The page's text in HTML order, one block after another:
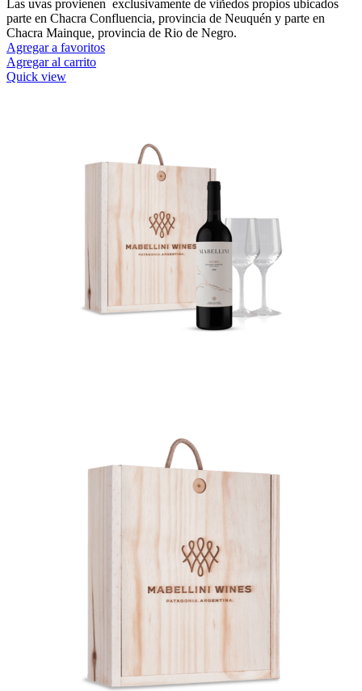
Las uvas provienen exclusivamente de viñedos propios ubicados
parte en Chacra Confluencia, provincia de Neuquén y parte en
Chacra Mainque, provincia de Rio de Negro.
Agregar a favoritos
Agregar al carrito
Quick view